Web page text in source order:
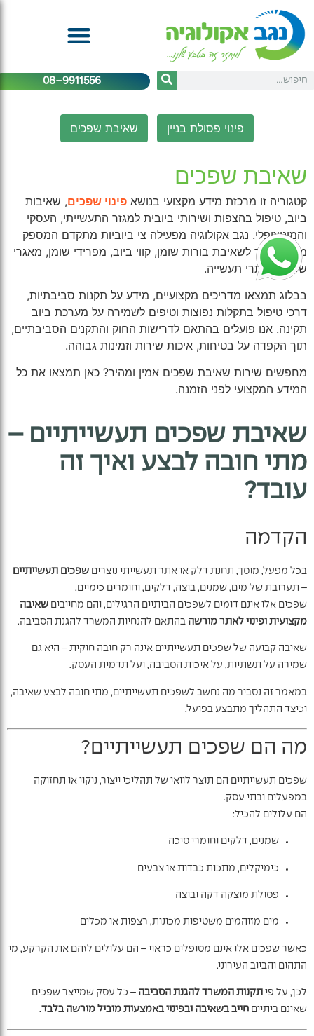
08-9911556
פינוי פסולת בניין שאיבת שפכים
שאיבת שפכים
קטגוריה זו מרכזת מידע מקצועי בנושא פינוי שפכים, שאיבות
ביוב, טיפול בהצפות ושירותי ביובית למגזר התעשייתי, העסקי
והמוניציפלי. נגב אקולוגיה מפעילה צי ביוביות מתקדם המספק
מענה מהיר לשאיבת בורות שומן, קווי ביוב, מפרידי שומן, מאגרי
שפכים ואתרי תעשייה.
בבלוג תמצאו מדריכים מקצועיים, מידע על תקנות סביבתיות,
דרכי טיפול בתקלות נפוצות וטיפים לשמירה על מערכת ביוב
תקינה. אנו פועלים בהתאם לדרישות החוק והתקנים הסביבתיים,
תוך הקפדה על בטיחות, איכות שירות וזמינות גבוהה.
מחפשים שירות שאיבת שפכים אמין ומהיר? כאן תמצאו את כל
המידע המקצועי לפני הזמנה.
שאיבת שפכים תעשייתיים –
מתי חובה לבצע ואיך זה
עובד?
הקדמה
בכל מפעל, מוסך, תחנת דלק או אתר תעשייתי נוצרים שפכים תעשייתיים
– תערובת של מים, שמנים, בוצה, דלקים, וחומרים כימיים.
שפכים אלו אינם דומים לשפכים הביתיים הרגילים, והם מחייבים שאיבה
מקצועית ופינוי לאתר מורשה בהתאם להנחיות המשרד להגנת הסביבה.
שאיבה קבועה של שפכים תעשייתיים אינה רק חובה חוקית – היא גם
שמירה על תשתיות, על איכות הסביבה, ועל תדמית העסק.
במאמר זה נסביר מה נחשב לשפכים תעשייתיים, מתי חובה לבצע שאיבה,
וכיצד התהליך מתבצע בפועל.
מה הם שפכים תעשייתיים?
שפכים תעשייתיים הם תוצר לוואי של תהליכי ייצור, ניקוי או תחזוקה
במפעלים ובתי עסק.
הם עלולים להכיל:
שמנים, דלקים וחומרי סיכה
כימיקלים, מתכות כבדות או צבעים
פסולת מוצקה דקה ובוצה
מים מזוהמים משטיפות מכונות, רצפות או מכלים
כאשר שפכים אלו אינם מטופלים כראוי – הם עלולים לזהם את הקרקע, מי
התהום והביוב העירוני.
לכן, על פי תקנות המשרד להגנת הסביבה – כל עסק שמייצר שפכים
שאינם ביתיים חייב בשאיבה ובפינוי באמצעות מוביל מורשה בלבד.